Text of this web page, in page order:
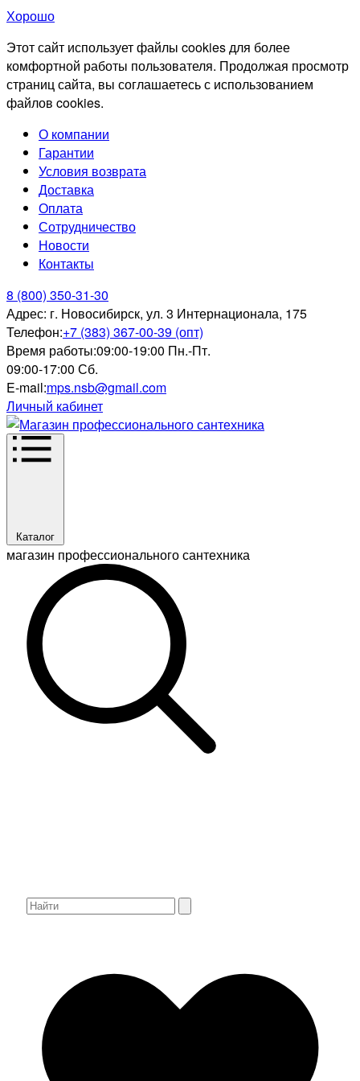
Хорошо
Этот сайт использует файлы cookies для более
комфортной работы пользователя. Продолжая просмотр
страниц сайта, вы соглашаетесь с использованием
файлов cookies.
О компании
Гарантии
Условия возврата
Доставка
Оплата
Сотрудничество
Новости
Контакты
8 (800) 350-31-30
Адрес: г. Новосибирск, ул. 3 Интернационала, 175
Телефон:+7 (383) 367-00-39 (опт)
Время работы:09:00-19:00 Пн.-Пт.
09:00-17:00 Сб.
E-mail:mps.nsb@gmail.com
Личный кабинет
Каталог
магазин профессионального сантехника